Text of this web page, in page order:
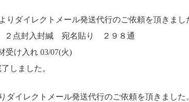
りダイレクトメール発送代行のご依頼を頂きまし
点封入封緘 宛名貼り ２９８通
け入れ 03/07(火)
しました。
ダイレクトメール発送代行のご依頼を頂きました